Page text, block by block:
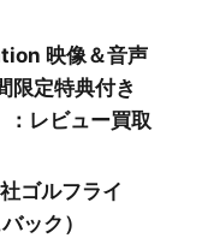
映像＆音声
限定特典付き
：レビュー買取
ゴルフライ
ック）